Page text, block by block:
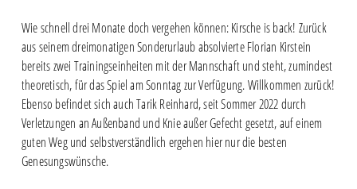
Wie schnell drei Monate doch vergehen können: Kirsche is back! Zurück
aus seinem dreimonatigen Sonderurlaub absolvierte Florian Kirstein
bereits zwei Trainingseinheiten mit der Mannschaft und steht, zumindest
theoretisch, für das Spiel am Sonntag zur Verfügung. Willkommen zurück!
Ebenso befindet sich auch Tarik Reinhard, seit Sommer 2022 durch
Verletzungen an Außenband und Knie außer Gefecht gesetzt, auf einem
guten Weg und selbstverständlich ergehen hier nur die besten
Genesungswünsche.